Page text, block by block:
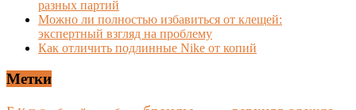
разных партий
Можно ли полностью избавиться от клещей:
экспертный взгляд на проблему
Как отличить подлинные Nike от копий
Метки